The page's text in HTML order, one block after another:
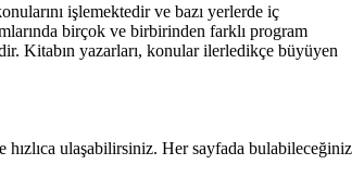
işlemektedir ve bazı yerlerde iç
birçok ve birbirinden farklı program
Kitabın yazarları, konular ilerledikçe büyüyen
ulaşabilirsiniz. Her sayfada bulabileceğiniz